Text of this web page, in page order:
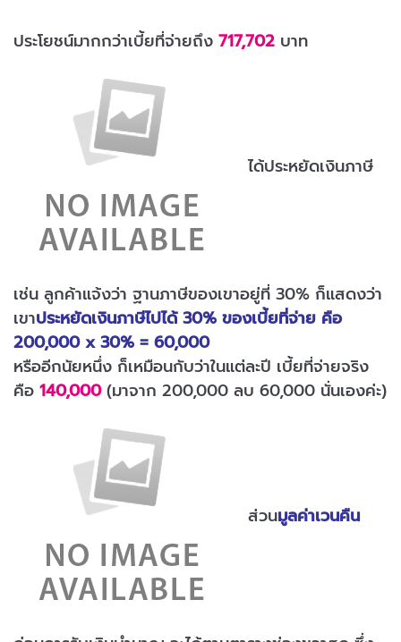
ประโยชน์มากกว่าเบี้ยที่จ่ายถึง 717,702 บาท
ได้ประหยัดเงินภาษี
เช่น ลูกค้าแจ้งว่า ฐานภาษีของเขาอยู่ที่ 30% ก็แสดงว่า
เขาประหยัดเงินภาษีไปได้ 30% ของเบี้ยที่จ่าย คือ
200,000 x 30% = 60,000
หรืออีกนัยหนึ่ง ก็เหมือนกับว่าในแต่ละปี เบี้ยที่จ่ายจริง
คือ 140,000 (มาจาก 200,000 ลบ 60,000 นั่นเองค่ะ)
ส่วนมูลค่าเวนคืน